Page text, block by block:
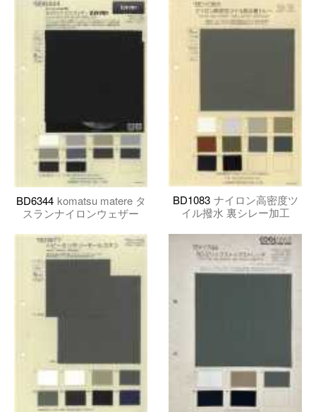
BD6344 komatsu matere タ
スランナイロンウェザー
BD1083 ナイロン高密度ツ
イル撥水 裏シレー加工